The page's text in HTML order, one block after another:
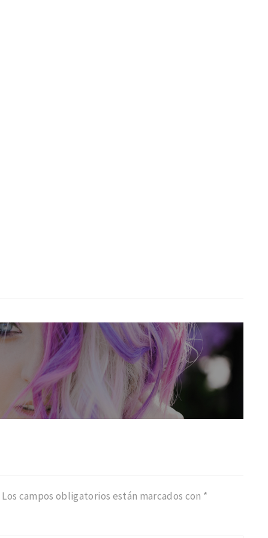
Los campos obligatorios están marcados con *